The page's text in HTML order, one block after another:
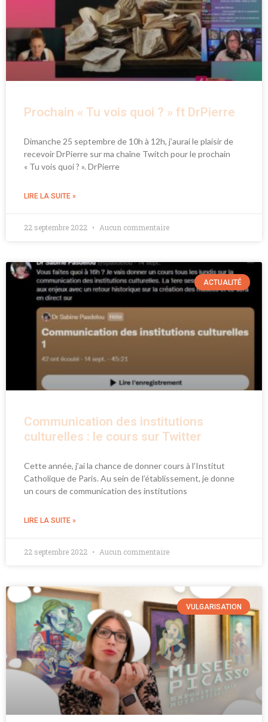
Prochain « Tu vois quoi ? » ft DrPierre
Dimanche 25 septembre de 10h à 12h, j’aurai le plaisir de
recevoir DrPierre sur ma chaîne Twitch pour le prochain
« Tu vois quoi ? ». DrPierre
LIRE LA SUITE »
22 septembre 2022 Aucun commentaire
ACTUALITÉ
Communication des institutions
culturelles : le cours sur Twitter
Cette année, j’ai la chance de donner cours à l’Institut
Catholique de Paris. Au sein de l’établissement, je donne
un cours de communication des institutions
LIRE LA SUITE »
22 septembre 2022 Aucun commentaire
VULGARISATION